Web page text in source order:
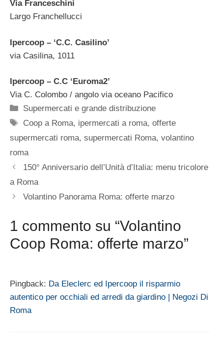
Via Franceschini
Largo Franchellucci
Ipercoop – ‘C.C. Casilino’
via Casilina, 1011
Ipercoop – C.C ‘Euroma2’
Via C. Colombo / angolo via oceano Pacifico
Categorie
Supermercati e grande distribuzione
Tag
Coop a Roma, ipermercati a roma,offerte
supermercati roma, supermercati Roma, volantino
roma
150° Anniversario dell’Unità d’Italia: menu tricolore
a Roma
Volantino Panorama Roma: offerte marzo
1 commento su “Volantino
Coop Roma: offerte marzo”
Pingback: Da Eleclerc ed Ipercoop il risparmio
autentico per occhiali ed arredi da giardino | Negozi Di
Roma